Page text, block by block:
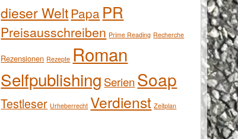
dieser WeltPapa PR
Preisausschreiben Prime Reading Recherche
Rezensionen Rezepte Roman
Selfpublishing Serien Soap
Testleser Urheberrecht Verdienst Zeitplan